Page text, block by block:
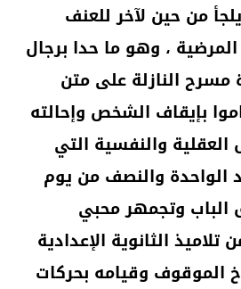
من حين لآخر للعنف
، وهو ما حدا برجال
مسرح النازلة على متن
بإيقاف الشخص وإحالته
والنفسية التي
الواحدة والنصف من يوم
الباب وتجمهر محبي
الثانوية الإعدادية
الموقوف وقيامه بحركات